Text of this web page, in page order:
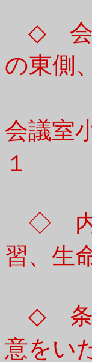
◇ 会
の東側
会議室
１
◇ 内
習、生
◇ 条
意をい